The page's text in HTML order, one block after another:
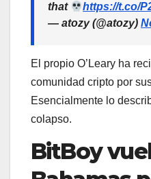
that
https://t.co/
— atozy (@atozy)
El propio O’Leary ha
comunidad cripto por
Esencialmente lo
colapso.
BitBoy